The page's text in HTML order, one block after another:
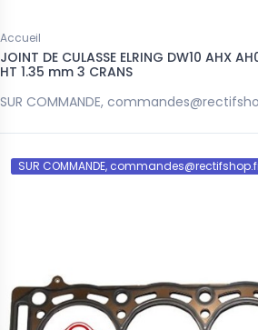
Accueil
JOINT DE CULASSE ELRING DW10 AHX
HT 1.35 mm 3 CRANS
SUR COMMANDE,
SUR COMMANDE,